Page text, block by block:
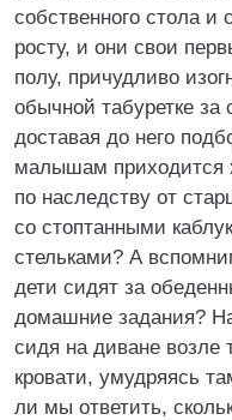
собственного стола и
росту, и они свои
полу, причудливо
обычной табуретке
доставая до него
малышам приходится
по наследству от
со стоптанными
стельками? А
дети сидят за
домашние задания?
сидя на диване возле
кровати, умудряясь
ли мы ответить,